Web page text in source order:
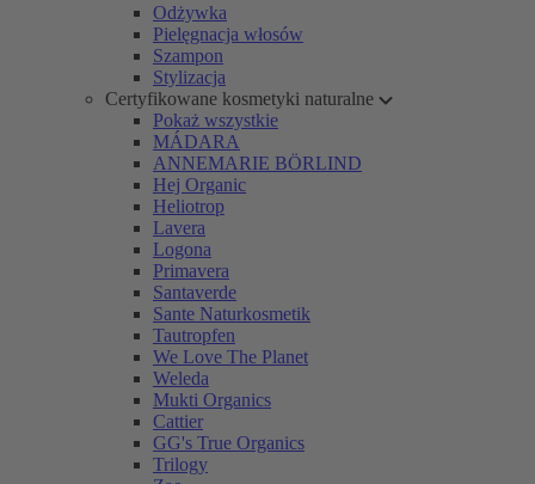
Odżywka
Pielęgnacja włosów
Szampon
Stylizacja
Certyfikowane kosmetyki naturalne
Pokaż wszystkie
MÁDARA
ANNEMARIE BÖRLIND
Hej Organic
Heliotrop
Lavera
Logona
Primavera
Santaverde
Sante Naturkosmetik
Tautropfen
We Love The Planet
Weleda
Mukti Organics
Cattier
GG's True Organics
Trilogy